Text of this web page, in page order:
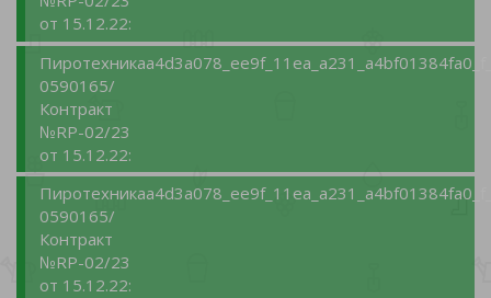
от 15.12.22:
Пиротехника
0590165/
Контракт
№RP-02/23
от 15.12.22:
Пиротехника
0590165/
Контракт
№RP-02/23
от 15.12.22: